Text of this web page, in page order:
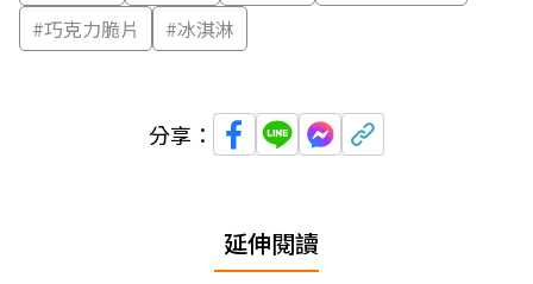
#巧克力脆片 #冰淇淋
分享：
延伸閱讀